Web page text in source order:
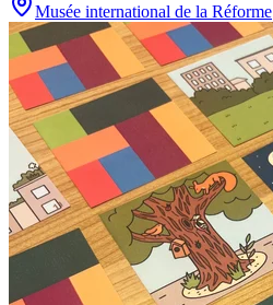
Musée international de la Réforme